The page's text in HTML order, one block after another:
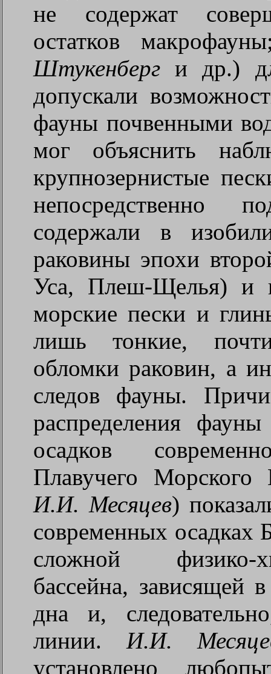
не содержат
остатков
Штукенберг и др.)
допускали
фауны почвенными
мог объяснить
крупнозернистые
непосредственно
содержали в
раковины эпохи
Уса, Плеш-Щелья) и
морские пески и
лишь тонкие,
обломки раковин, а
следов фауны.
распределения
осадков
Плавучего Морского
И.И. Месяцев)
современных осадках
сложной физико-
бассейна, зависящей
дна и,
линии. И.И.
установлено